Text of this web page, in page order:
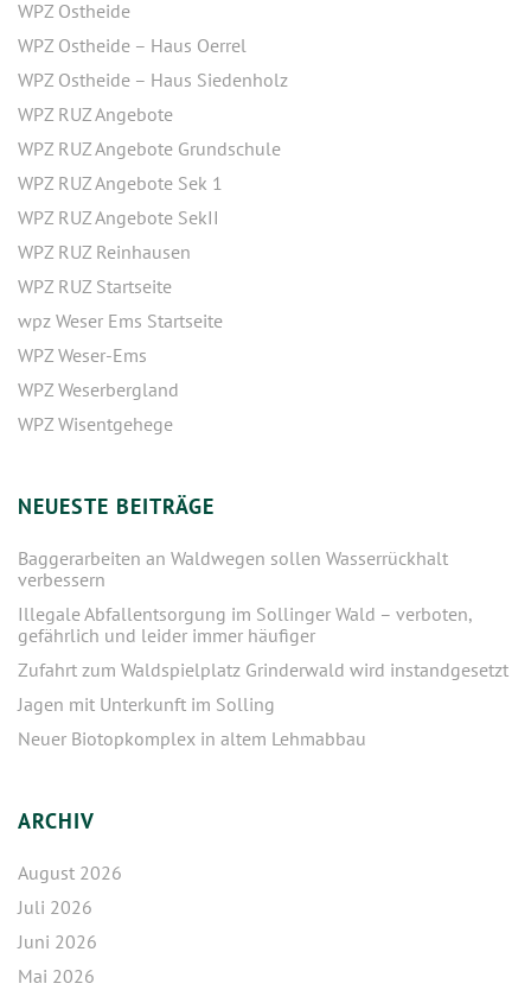
WPZ Ostheide
WPZ Ostheide – Haus Oerrel
WPZ Ostheide – Haus Siedenholz
WPZ RUZ Angebote
WPZ RUZ Angebote Grundschule
WPZ RUZ Angebote Sek 1
WPZ RUZ Angebote SekII
WPZ RUZ Reinhausen
WPZ RUZ Startseite
wpz Weser Ems Startseite
WPZ Weser-Ems
WPZ Weserbergland
WPZ Wisentgehege
NEUESTE BEITRÄGE
Baggerarbeiten an Waldwegen sollen Wasserrückhalt
verbessern
Illegale Abfallentsorgung im Sollinger Wald – verboten,
gefährlich und leider immer häufiger
Zufahrt zum Waldspielplatz Grinderwald wird instandgesetzt
Jagen mit Unterkunft im Solling
Neuer Biotopkomplex in altem Lehmabbau
ARCHIV
August 2026
Juli 2026
Juni 2026
Mai 2026